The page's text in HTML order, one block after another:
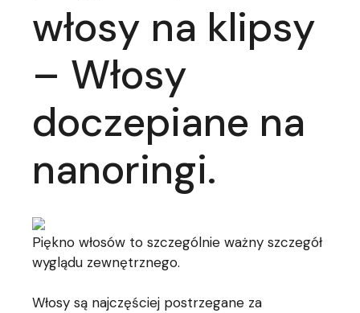
włosy na klipsy
– Włosy
doczepiane na
nanoringi.
Piękno włosów to szczególnie ważny szczegół
wyglądu zewnętrznego.
Włosy są najczęściej postrzegane za